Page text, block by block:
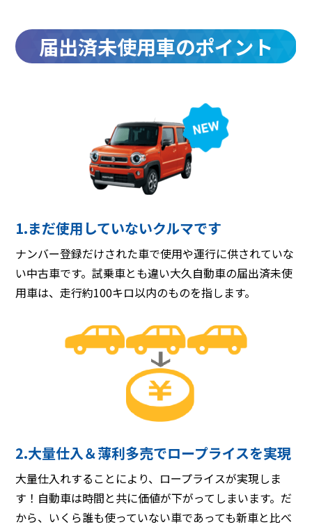
届出済未使用車のポイント
1.まだ使用していないクルマです
ナンバー登録だけされた車で使用や運行に供されていな
い中古車です。試乗車とも違い大久自動車の届出済未使
用車は、走行約100キロ以内のものを指します。
2.大量仕入＆薄利多売でロープライスを実現
大量仕入れすることにより、ロープライスが実現しま
す！自動車は時間と共に価値が下がってしまいます。だ
から、いくら誰も使っていない車であっても新車と比べ